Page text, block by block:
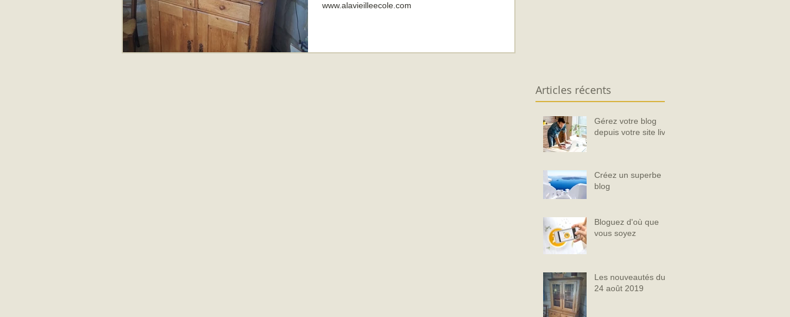
www.alavieilleecole.com
Articles récents
Gérez votre blog
depuis votre site live
Créez un superbe
blog
Bloguez d'où que
vous soyez
Les nouveautés du
24 août 2019